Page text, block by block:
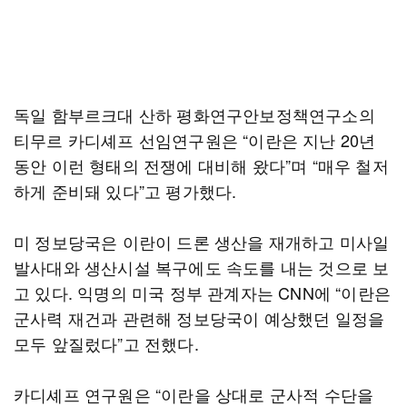
독일 함부르크대 산하 평화연구안보정책연구소의
티무르 카디셰프 선임연구원은 “이란은 지난 20년
동안 이런 형태의 전쟁에 대비해 왔다”며 “매우 철저
하게 준비돼 있다”고 평가했다.
미 정보당국은 이란이 드론 생산을 재개하고 미사일
발사대와 생산시설 복구에도 속도를 내는 것으로 보
고 있다. 익명의 미국 정부 관계자는 CNN에 “이란은
군사력 재건과 관련해 정보당국이 예상했던 일정을
모두 앞질렀다”고 전했다.
카디셰프 연구원은 “이란을 상대로 군사적 수단을